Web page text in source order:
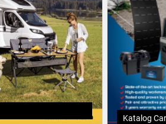
Katalog